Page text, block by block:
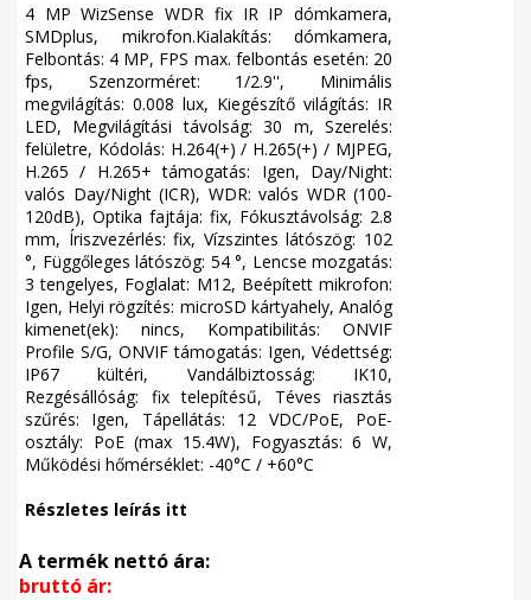
4 MP WizSense WDR fix IR IP dómkamera,
SMDplus, mikrofon.Kialakítás: dómkamera,
Felbontás: 4 MP, FPS max. felbontás esetén: 20
fps, Szenzorméret: 1/2.9'', Minimális
megvilágítás: 0.008 lux, Kiegészítő világítás: IR
LED, Megvilágítási távolság: 30 m, Szerelés:
felületre, Kódolás: H.264(+) / H.265(+) / MJPEG,
H.265 / H.265+ támogatás: Igen, Day/Night:
valós Day/Night (ICR), WDR: valós WDR (100-
120dB), Optika fajtája: fix, Fókusztávolság: 2.8
mm, Íriszvezérlés: fix, Vízszintes látószög: 102
°, Függőleges látószög: 54 °, Lencse mozgatás:
3 tengelyes, Foglalat: M12, Beépített mikrofon:
Igen, Helyi rögzítés: microSD kártyahely, Analóg
kimenet(ek): nincs, Kompatibilitás: ONVIF
Profile S/G, ONVIF támogatás: Igen, Védettség:
IP67 kültéri, Vandálbiztosság: IK10,
Rezgésállóság: fix telepítésű, Téves riasztás
szűrés: Igen, Tápellátás: 12 VDC/PoE, PoE-
osztály: PoE (max 15.4W), Fogyasztás: 6 W,
Működési hőmérséklet: -40°C / +60°C
Részletes leírás itt
A termék nettó ára:
bruttó ár: